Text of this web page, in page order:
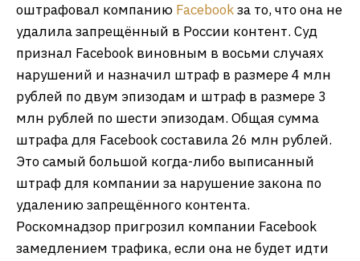
оштрафовал компанию Facebookза то, что она не
удалила запрещённый в России контент. Суд
признал Facebook виновным в восьми случаях
нарушений и назначил штраф в размере 4 млн
рублей по двум эпизодам и штраф в размере 3
млн рублей по шести эпизодам. Общая сумма
штрафа для Facebook составила 26 млн рублей.
Это самый большой когда-либо выписанный
штраф для компании за нарушение закона по
удалению запрещённого контента.
Роскомнадзор пригрозил компании Facebook
замедлением трафика, если она не будет идти